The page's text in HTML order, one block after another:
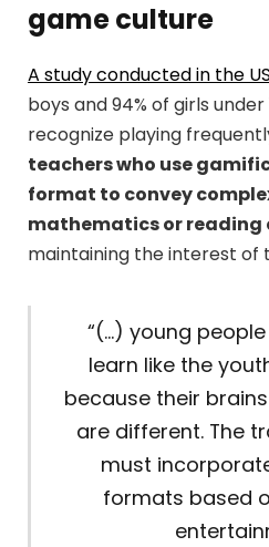
game culture
A study conducted in the US
boys and 94% of girls
recognize playing
teachers who use
format to convey
mathematics or reading
maintaining the interest of
“(…) young
learn like the
because their
are different. The
must
formats based